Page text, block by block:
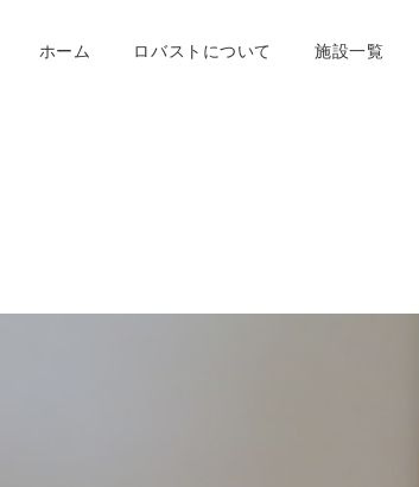
ホーム ロバストについて 施設一覧